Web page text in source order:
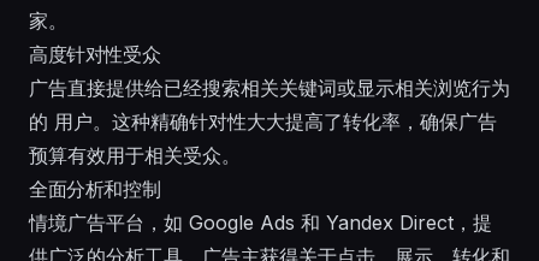
家。
高度针对性受众
广告直接提供给已经搜索相关关键词或显示相关浏览行为
的 用户。这种精确针对性大大提高了转化率，确保广告
预算有效用于相关受众。
全面分析和控制
情境广告平台，如 Google Ads 和 Yandex Direct，提
供广泛的分析工具。广告主获得关于点击、展示、转化和